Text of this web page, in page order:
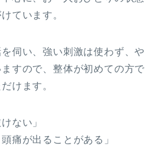
ています。
伺い、強い刺激は使わず、や
すので、整体が初めての方で
けます。
ない」
痛が出ることがある」